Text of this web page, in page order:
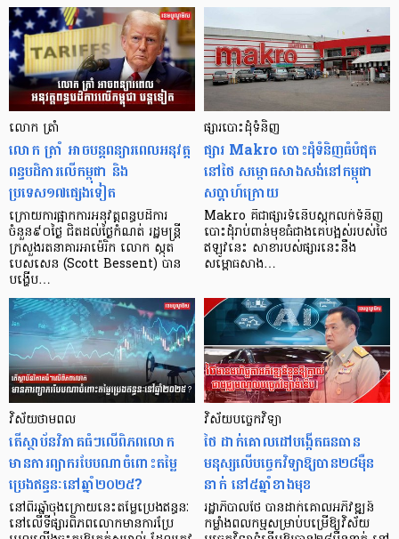
លោក ត្រាំ
លោក ត្រាំ អាចបន្តពន្យារពេលអនុវត្ត
ពន្ធបដិការលើកម្ពុជា និង
ប្រទេស១៧ផ្សេងទៀត
ក្រោយការផ្អាកការអនុវត្តពន្ធបដិការ
ចំនួន៩០ថ្ងៃ ជិតដល់ថ្ងៃកំណត់ រដ្ឋមន្ត្រី
ក្រសួងរតនាគារអាម៉េរិក លោក ស្កុត
បេសសេន (Scott Bessent) បាន
បង្ហើប…
ផ្សារបោះដុំ​ទំនិញ
ផ្សារ​ Makro បោះដុំ​ទំនិញ​ធំ​បំផុត​
នៅ​ថៃ សម្ពោធ​សាងសង់នៅ​កម្ពុជា​​
សប្ដាហ៍ក្រោយ
Makro គឺ​​ជា​ផ្សារ​ទំនើប​ស្តុក​លក់​ទំនិញ​
បោះដុំ​រាប់ពាន់​មុខ​ធំ​ជាង​គេ​បង្អស់​របស់​ថៃ
ឥឡូវ​នេះ សាខា​របស់​ផ្សារ​នេះ​នឹង​
សម្ពោធ​សាង…
វិស័យថាមពល
តើស្ថាប័នវិភាគធំៗលើពិភពលោក
មានការព្យាករបែបណាចំពោះតម្លៃ
ប្រេងឥន្ធនៈនៅឆ្នាំ២០២៥?
នៅពីរឆ្នាំចុងក្រោយនេះតម្លៃប្រេងឥន្ធនៈ
នៅលើទីផ្សារពិភពលោកមានការប្រែ
វិស័យបច្ចេកវិទ្យា
ថៃ ដាក់គោលដៅបង្កើតធនធាន
មនុស្សលើបច្ចេកវិទ្យាឱ្យបាន២៨ម៉ឺន
នាក់ នៅ៥ឆ្នាំខាងមុខ
រដ្ឋាភិបាលថៃ បានដាក់គោលអភិវឌ្ឍន៍
កម្លាំងពលកម្មសម្រាប់បម្រើឱ្យវិស័យ